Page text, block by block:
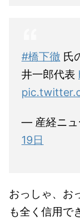
#橋下徹 氏
井一郎代表
— 産経ニュ
19日
おっしゃ、お
も全く信用で